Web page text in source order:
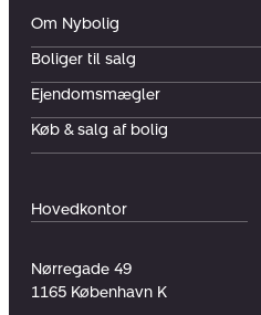
Hovedkontor
Nørregade 49
1165 København K
Om Nybolig
Boliger til salg
Ejendomsmægler
Køb & salg af bolig